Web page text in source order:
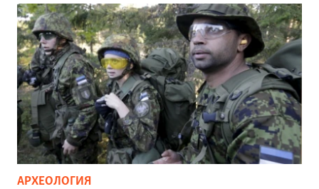
АРХЕОЛОГИЯ